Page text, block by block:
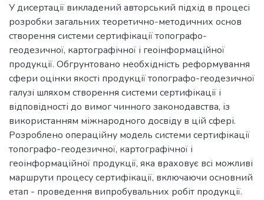
У дисертації викладений авторський підхід в процесі
розробки загальних теоретично-методичних основ
створення системи сертифікації топографо-
геодезичної, картографічної і геоінформаційної
продукції. Обгрунтовано необхідність реформування
сфери оцінки якості продукції топографо-геодезичної
галузі шляхом створення системи сертифікації і
відповідності до вимог чинного законодавства, із
використанням міжнародного досвіду в цій сфері.
Розроблено операційну модель системи сертифікації
топографо-геодезичної, картографічної і
геоінформаційної продукції, яка враховує всі можливі
маршрути процесу сертифікації, включаючи основний
етап - проведення випробувальних робіт продукції.